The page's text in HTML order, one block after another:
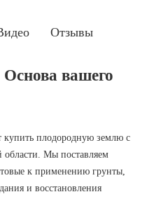
Отзывы
вашего
купить плодородную землю с
области. Мы поставляем
к применению грунты,
и восстановления